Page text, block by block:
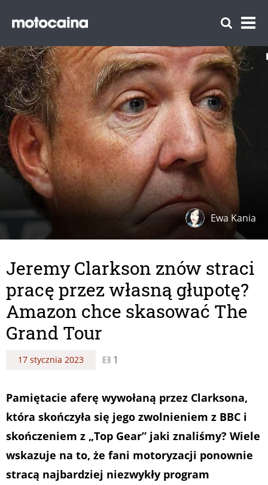
Ewa Kania
Jeremy Clarkson znów straci
pracę przez własną głupotę?
Amazon chce skasować The
Grand Tour
17 stycznia 2023 1
Pamiętacie aferę wywołaną przez Clarksona,
która skończyła się jego zwolnieniem z BBC i
skończeniem z „Top Gear” jaki znaliśmy? Wiele
wskazuje na to, że fani motoryzacji ponownie
stracą najbardziej niezwykły program